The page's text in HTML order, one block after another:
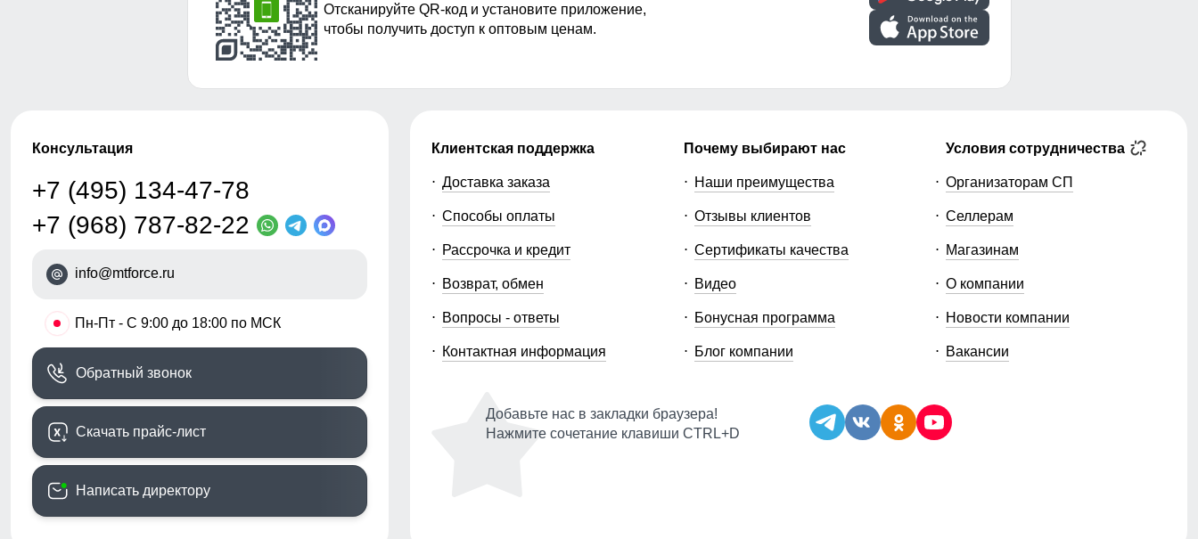
Отсканируйте QR-код и установите приложение,
чтобы получить доступ к оптовым ценам.
Консультация
+7 (495) 134-47-78
+7 (968) 787-82-22
info@mtforce.ru
• Пн-Пт - С 9:00 до 18:00 по МСК
Обратный звонок
Скачать прайс-лист
Написать директору
Клиентская поддержка
Доставка заказа
Способы оплаты
Рассрочка и кредит
Возврат, обмен
Вопросы - ответы
Контактная информация
Почему выбирают нас
Наши преимущества
Отзывы клиентов
Сертификаты качества
Видео
Бонусная программа
Блог компании
Условия сотрудничества
Организаторам СП
Селлерам
Магазинам
О компании
Новости компании
Вакансии
Добавьте нас в закладки браузера!
Нажмите сочетание клавиши CTRL+D